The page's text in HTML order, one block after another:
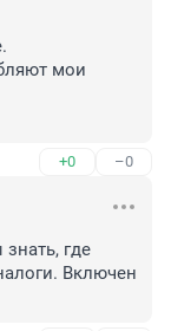
мои
+0 –0
где
Включен